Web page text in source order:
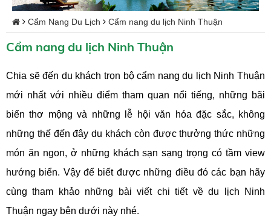
Cẩm Nang Du Lịch Cẩm nang du lịch Ninh Thuận
Cẩm nang du lịch Ninh Thuận
Chia sẽ đến du khách trọn bộ cẩm nang du lịch Ninh Thuận
mới nhất với nhiều điểm tham quan nổi tiếng, những bãi
biển thơ mộng và những lễ hội văn hóa đặc sắc, không
những thế đến đây du khách còn được thưởng thức những
món ăn ngon, ở những khách sạn sạng trọng có tầm view
hướng biển. Vậy để biết được những điều đó các bạn hãy
cùng tham khảo những bài viết chi tiết về du lịch Ninh
Thuận ngay bên dưới này nhé.